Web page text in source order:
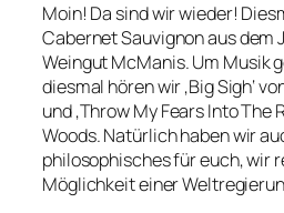
Moin! Da sind wir wieder!
Cabernet Sauvignon aus dem
Weingut McManis. Um Musik
diesmal hören wir ‚Big Sigh‘
und ‚Throw My Fears Into The
Woods. Natürlich haben wir
philosophisches für euch, wir
Möglichkeit einer